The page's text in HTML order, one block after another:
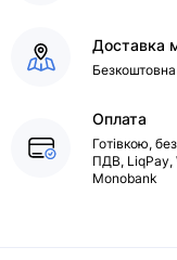
Доставка
Оплата
Готівкою,
ПДВ, LiqPay,
Monobank